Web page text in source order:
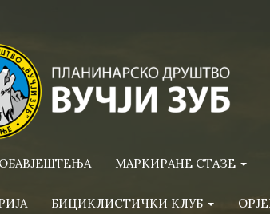
ОБАВЈЕШТЕЊА МАРКИРАНЕ СТАЗЕ
БИЦИКЛИСТИЧКИ КЛУБ